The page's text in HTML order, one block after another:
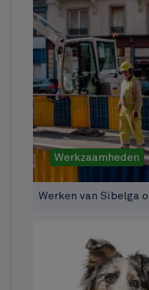
Werkzaamheden
Werken van Sibelga